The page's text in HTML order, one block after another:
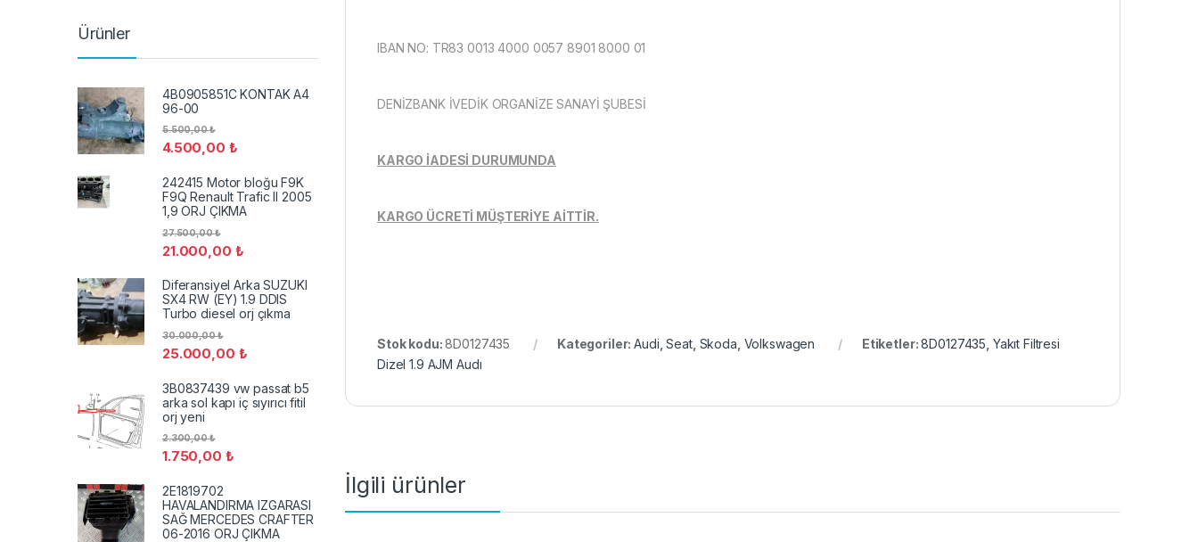
IBAN NO: TR83 0013 4000 0057 8901 8000 01
DENİZBANK İVEDİK ORGANİZE SANAYİ ŞUBESİ
KARGO İADESİ DURUMUNDA
KARGO ÜCRETİ MÜŞTERİYE AİTTİR.
Stok kodu:8D0127435 Kategoriler:Audi ,Seat, Skoda Volkswagen Etiketler:8D0127435 Yakıt Filtresi
Dizel 1.9 AJM Audı
İlgili ürünler
Ürünler
4B0905851C KONTAK A4
96-00
4.500,00 ₺
5.500,00₺
242415 Motor bloğu F9K
F9Q Renault Trafic II 2005
1,9 ORJ ÇIKMA
21.000,00 ₺
27.500,00₺
Diferansiyel Arka SUZUKI
SX4 RW (EY) 1.9 DDIS
Turbo diesel orj çıkma
25.000,00 ₺
30.000,00₺
3B0837439 vw passat b5
arka sol kapı iç sıyırıcı fitil
orj yeni
1.750,00 ₺
2.300,00₺
2E1819702
HAVALANDIRMA IZGARASI
SAĞ MERCEDES CRAFTER
06-2016 ORJ ÇIKMA